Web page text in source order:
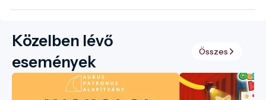
Közelben lévő
események
Összes